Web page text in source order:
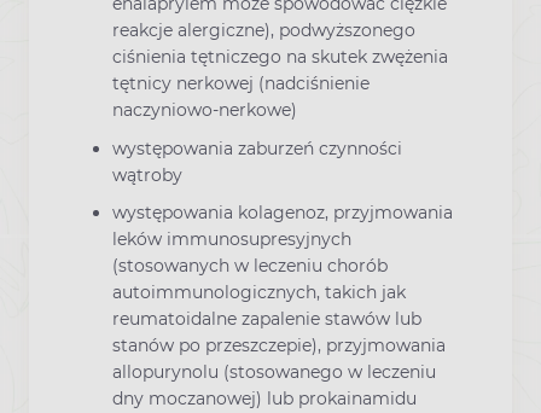
reakcje alergiczne), podwyższonego
ciśnienia tętniczego na skutek zwężenia
tętnicy nerkowej (nadciśnienie
naczyniowo-nerkowe)
występowania zaburzeń czynności
wątroby
występowania kolagenoz, przyjmowania
leków immunosupresyjnych
(stosowanych w leczeniu chorób
autoimmunologicznych, takich jak
reumatoidalne zapalenie stawów lub
stanów po przeszczepie), przyjmowania
allopurynolu (stosowanego w leczeniu
dny moczanowej) lub prokainamidu